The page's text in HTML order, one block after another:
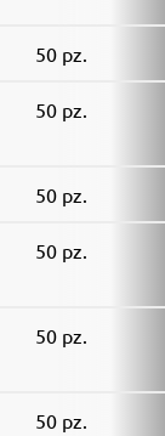
50 pz.
50 pz.
50 pz.
50 pz.
50 pz.
50 pz.